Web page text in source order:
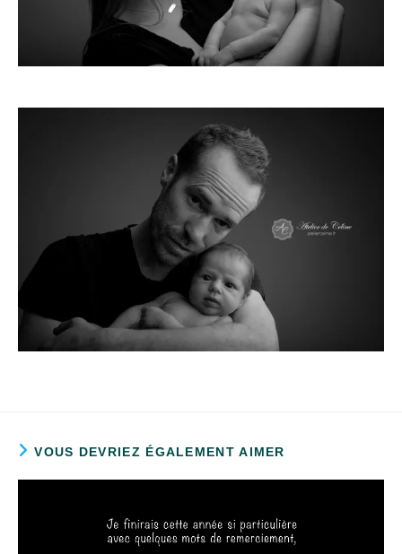
VOUS DEVRIEZ ÉGALEMENT AIMER